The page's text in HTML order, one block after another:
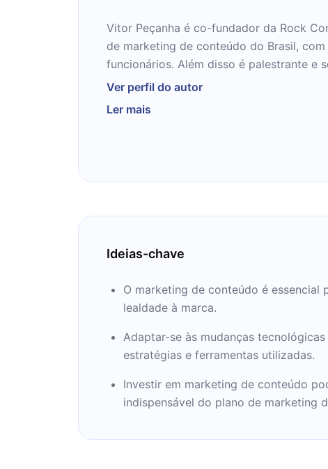
Vitor Peçanha é co-fundador da Rock
de marketing de conteúdo do Brasil,
funcionários. Além disso é palestrante e
possui mais de 40 mil alunos, sendo a
fazerem negócios através do conteúdo.
Ver perfil do autor
Ler mais
Ideias-chave
O marketing de conteúdo é
lealdade à marca.
Adaptar-se às mudanças
estratégias e ferramentas utilizadas.
Investir em marketing de conteúdo
indispensável do plano de marketing